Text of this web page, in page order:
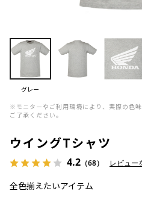
グレー
※モニターやご利用環境により、実際の色
ご了承ください。
全色揃えたいアイテム
ウイングTシャツ
4.2 （68） レビュー